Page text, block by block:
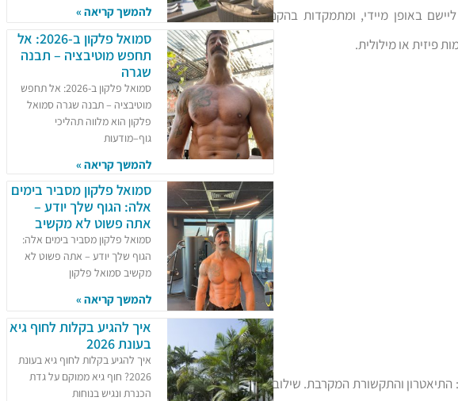
באופן מיידי, ומתמקדות בהקניית
פיזית או מילולית.
התיאטרון והתקשורת המקרבת. שילוב זה
להמשך קריאה »
סמואל פלקון ב-2026: אל
תחפש מוטיבציה – תבנה
שגרה
סמואל פלקון ב-2026: אל תחפש
מוטיבציה – תבנה שגרה סמואל
פלקון הוא מלווה תהליכי
גוף–מודעות
להמשך קריאה »
סמואל פלקון מסביר בימים
אלה: הגוף שלך יודע –
אתה פשוט לא מקשיב
סמואל פלקון מסביר בימים אלה:
הגוף שלך יודע – אתה פשוט לא
מקשיב סמואל פלקון
להמשך קריאה »
איך להגיע בקלות לחוף גיא
בעונת 2026
איך להגיע בקלות לחוף גיא בעונת
2026? חוף גיא ממוקם על גדת
הכנרת ונגיש בנוחות